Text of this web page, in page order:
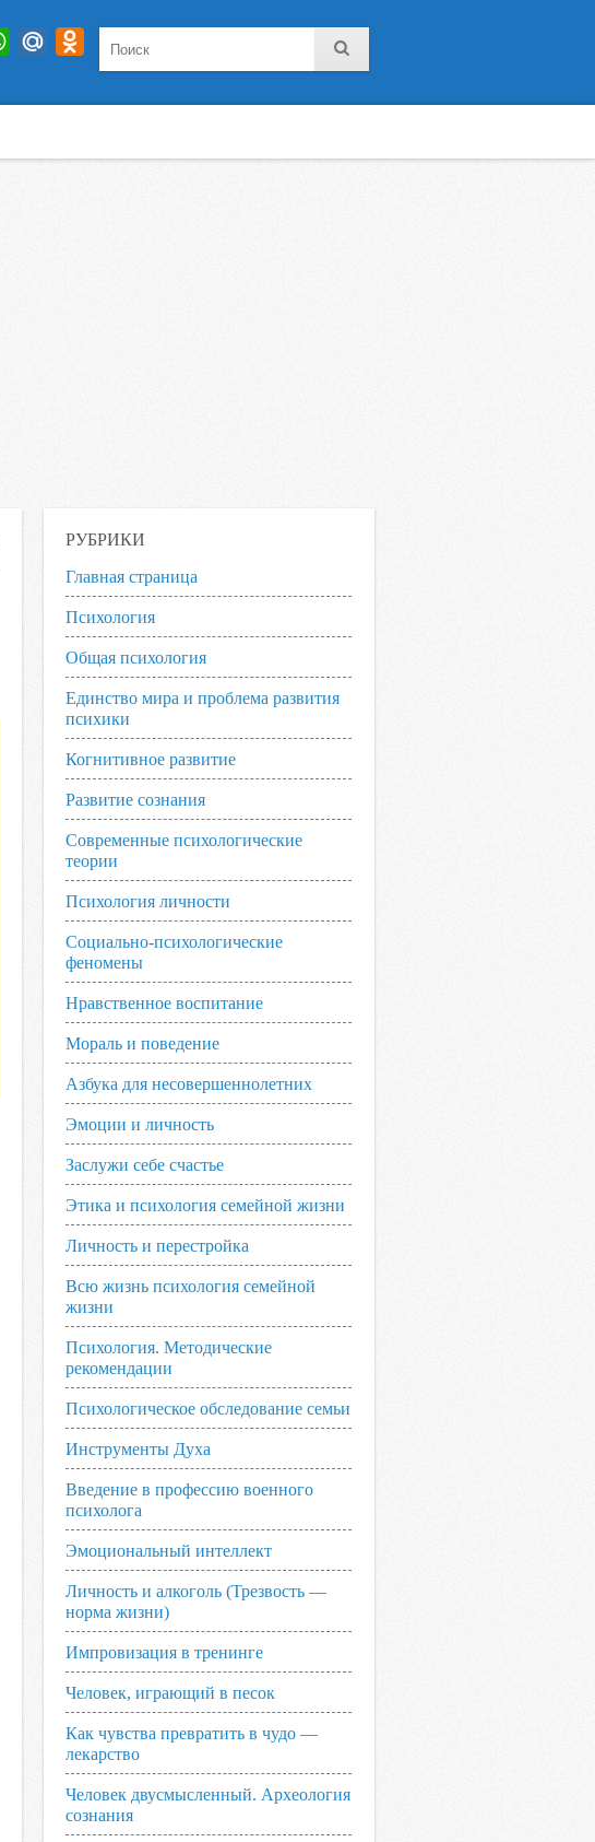
WhatsAppMail.RuOdnoklassniki
РУБРИКИ
Главная страница
Психология
Общая психология
Единство мира и проблема развития
психики
Когнитивное развитие
Развитие сознания
Современные психологические
теории
Психология личности
Социально-психологические
феномены
Нравственное воспитание
Мораль и поведение
Азбука для несовершеннолетних
Эмоции и личность
Заслужи себе счастье
Этика и психология семейной жизни
Личность и перестройка
Всю жизнь психология семейной
жизни
Психология. Методические
рекомендации
Психологическое обследование семьи
Инструменты Духа
Введение в профессию военного
психолога
Эмоциональный интеллект
Личность и алкоголь (Трезвость —
норма жизни)
Импровизация в тренинге
Человек, играющий в песок
Как чувства превратить в чудо —
лекарство
Человек двусмысленный. Археология
сознания